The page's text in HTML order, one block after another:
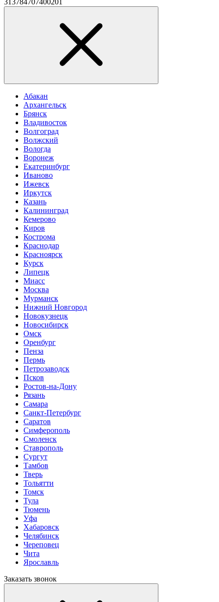
313784707400201
Абакан
Архангельск
Брянск
Владивосток
Волгоград
Волжский
Вологда
Воронеж
Екатеринбург
Иваново
Ижевск
Иркутск
Казань
Калининград
Кемерово
Киров
Кострома
Краснодар
Красноярск
Курск
Липецк
Миасс
Москва
Мурманск
Нижний Новгород
Новокузнецк
Новосибирск
Омск
Оренбург
Пенза
Пермь
Петрозаводск
Псков
Ростов-на-Дону
Рязань
Самара
Санкт-Петербург
Саратов
Симферополь
Смоленск
Ставрополь
Сургут
Тамбов
Тверь
Тольятти
Томск
Тула
Тюмень
Уфа
Хабаровск
Челябинск
Череповец
Чита
Ярославль
Заказать звонок